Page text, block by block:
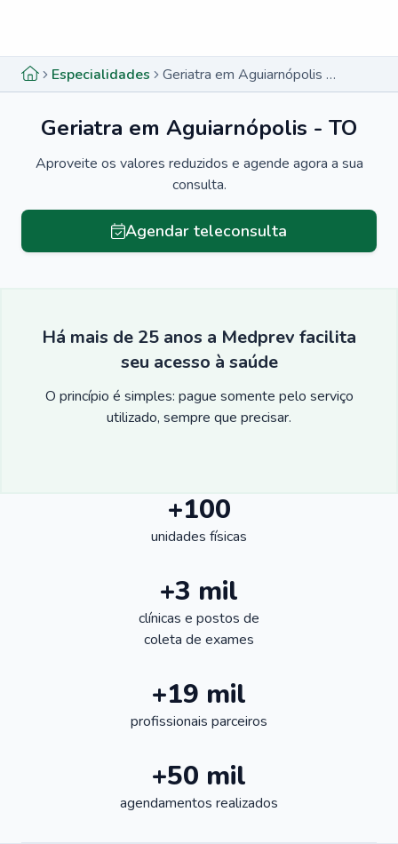
Especialidades Geriatra em Aguiarnópolis - TO
Geriatra em Aguiarnópolis - TO
Aproveite os valores reduzidos e agende agora a sua
consulta.
Agendar teleconsulta
Há mais de 25 anos a Medprev facilita
seu acesso à saúde
O princípio é simples: pague somente pelo serviço
utilizado, sempre que precisar.
+100
unidades físicas
+3 mil
clínicas e postos de
coleta de exames
+19 mil
profissionais parceiros
+50 mil
agendamentos realizados